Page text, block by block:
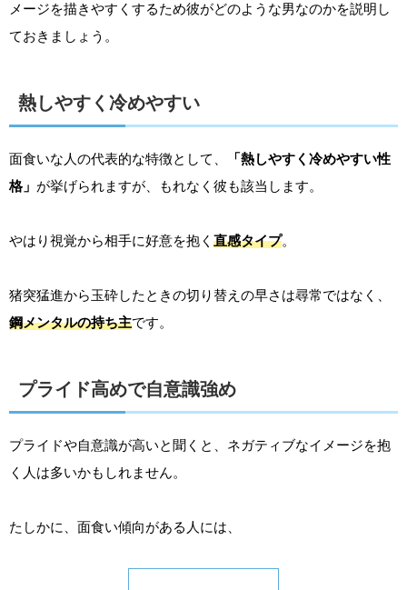
メージを描きやすくするため彼がどのような男なのかを説明し
ておきましょう。
熱しやすく冷めやすい
面食いな人の代表的な特徴として、
「熱しやすく冷めやすい性
格」 が挙げられますが、もれなく彼も該当します。
やはり視覚から相手に好意を抱く 直感タイプ。
猪突猛進から玉砕したときの切り替えの早さは尋常ではなく、
鋼メンタルの持ち主です。
プライド高めで自意識強め
プライドや自意識が高いと聞くと、ネガティブなイメージを抱
く人は多いかもしれません。
たしかに、面食い傾向がある人には、